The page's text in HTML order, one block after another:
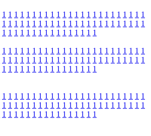
1 1 1 1 1 1 1 1 1 1 1 1 1 1 1 1 1 1 1 1 1 1 1 1
1 1 1 1 1 1 1 1 1 1 1 1 1 1 1 1 1 1 1 1 1 1 1 1
1 1 1 1 1 1 1 1 1 1 1 1 1 1 1 1
1 1 1 1 1 1 1 1 1 1 1 1 1 1 1 1 1 1 1 1 1 1 1 1
1 1 1 1 1 1 1 1 1 1 1 1 1 1 1 1 1 1 1 1 1 1 1 1
1 1 1 1 1 1 1 1 1 1 1 1 1 1 1 1
1 1 1 1 1 1 1 1 1 1 1 1 1 1 1 1 1 1 1 1 1 1 1 1
1 1 1 1 1 1 1 1 1 1 1 1 1 1 1 1 1 1 1 1 1 1 1 1
1 1 1 1 1 1 1 1 1 1 1 1 1 1 1 1